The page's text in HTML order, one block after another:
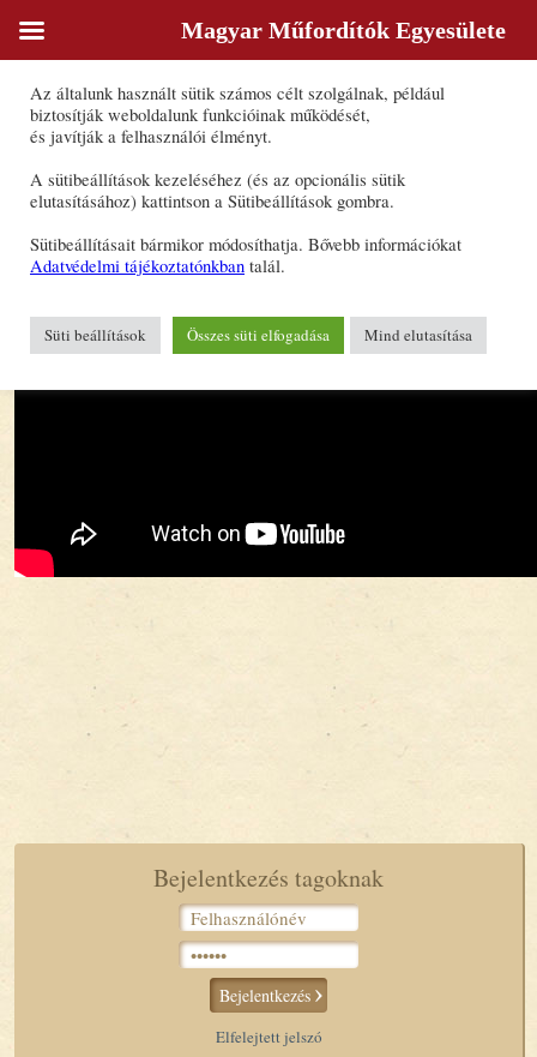
Géher István emléktábla avatása
Bejelentkezés tagoknak
Bejelentkezés
Elfelejtett jelszó
Sütik
Az általunk használt sütik számos célt szolgálnak, például
biztosítják weboldalunk funkcióinak működését,
és javítják a felhasználói élményt.
A sütibeállítások kezeléséhez (és az opcionális sütik
elutasításához) kattintson a Sütibeállítások gombra.
Sütibeállításait bármikor módosíthatja. Bővebb információkat
Adatvédelmi tájékoztatónkban talál.
Süti beállítások Összes süti elfogadása Mind elutasítása
Magyar Műfordítók Egyesülete